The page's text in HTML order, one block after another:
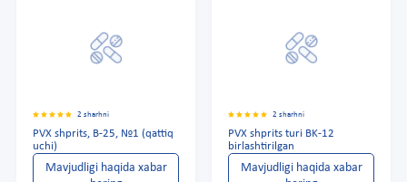
2 sharhni
PVX shprits, B-25, №1 (qattiq
uchi)
Mavjudligi haqida xabar
2 sharhni
PVX shprits turi BK-12
birlashtirilgan
Mavjudligi haqida xabar